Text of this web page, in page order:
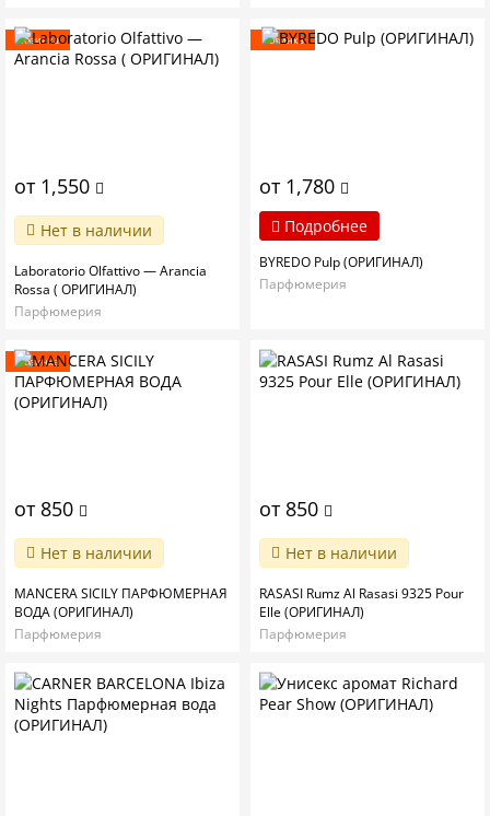
Новинка
от 1,550
Нет в наличии
Laboratorio Olfattivo — Arancia
Rossa ( ОРИГИНАЛ)
Парфюмерия
Новинка
от 1,780
Подробнее
BYREDO Pulp (ОРИГИНАЛ)
Парфюмерия
Новинка
от 850
Нет в наличии
MANCERA SICILY ПАРФЮМЕРНАЯ
ВОДА (ОРИГИНАЛ)
Парфюмерия
от 850
Нет в наличии
RASASI Rumz Al Rasasi 9325 Pour
Elle (ОРИГИНАЛ)
Парфюмерия